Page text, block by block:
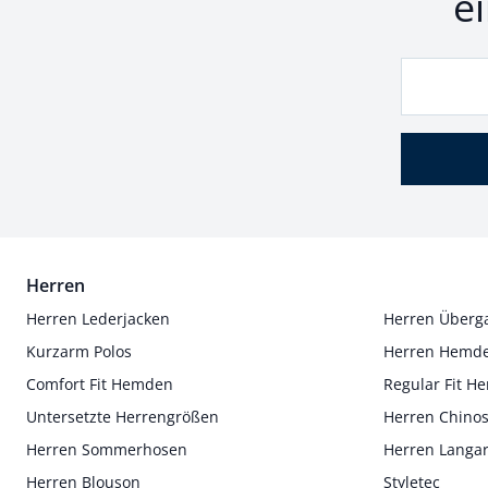
Herren
Herren Lederjacken
Herren
Kurzarm Polos
Herren
Comfort Fit Hemden
Regular Fit
Untersetzte Herrengrößen
Herren Chinos
Herren Sommerhosen
Herren
Herren Blouson
Styletec